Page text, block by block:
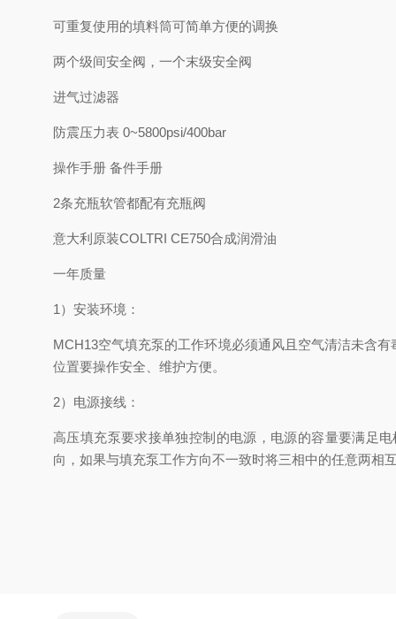
可重复使用的填料筒可简单方便的调换
两个级间安全阀，一个末级安全阀
进气过滤器
防震压力表 0~5800psi/400bar
操作手册 备件手册
2条充瓶软管都配有充瓶阀
意大利原装COLTRI CE750合成润滑油
一年质量
1）安装环境：
MCH13空气填充泵的工作环境必须通风且空气清洁未含
位置要操作安全、维护方便。
2）电源接线：
高压填充泵要求接单独控制的电源，电源的容量要满足
向，如果与填充泵工作方向不一致时将三相中的任意两相